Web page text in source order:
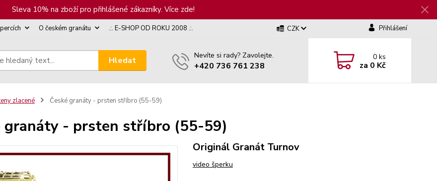
Sleva 10% na zboží pro přihlášené zákazníky. Více zde!
O českém granátu .:. E-SHOP OD ROKU 2008 .:. CZK Přihlášení
Hledat Nevíte si rady? Zavolejte.
+420 736 761 238
0ks
za 0 Kč
zlacené České granáty - prsten stříbro (55-59)
granáty - prsten stříbro (55-59)
Originál Granát Turnov
video šperku